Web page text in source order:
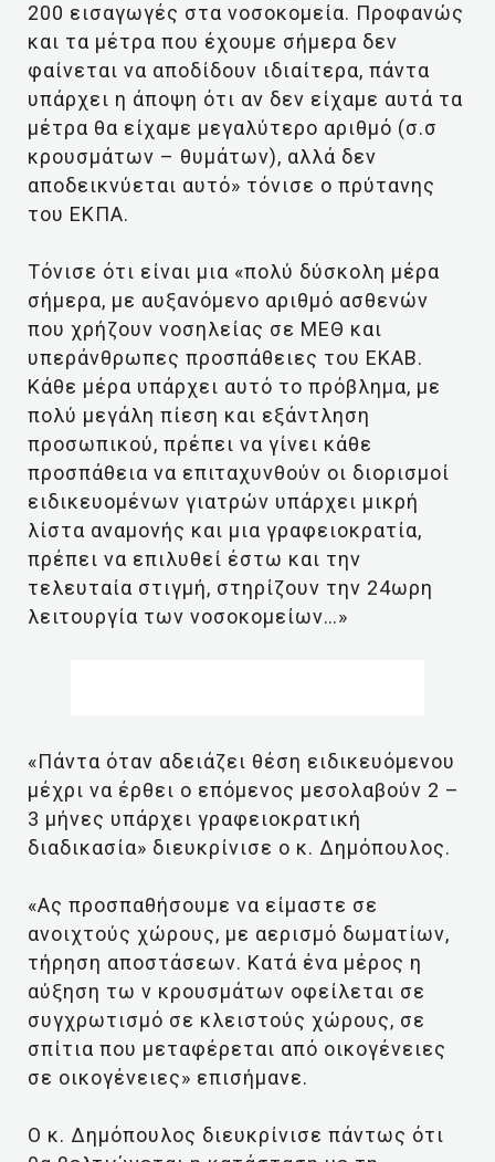
200 εισαγωγές στα νοσοκομεία. Προφανώς
και τα μέτρα που έχουμε σήμερα δεν
φαίνεται να αποδίδουν ιδιαίτερα, πάντα
υπάρχει η άποψη ότι αν δεν είχαμε αυτά τα
μέτρα θα είχαμε μεγαλύτερο αριθμό (σ.σ
κρουσμάτων – θυμάτων), αλλά δεν
αποδεικνύεται αυτό» τόνισε ο πρύτανης
του ΕΚΠΑ.
Τόνισε ότι είναι μια «πολύ δύσκολη μέρα
σήμερα, με αυξανόμενο αριθμό ασθενών
που χρήζουν νοσηλείας σε ΜΕΘ και
υπεράνθρωπες προσπάθειες του ΕΚΑΒ.
Κάθε μέρα υπάρχει αυτό το πρόβλημα, με
πολύ μεγάλη πίεση και εξάντληση
προσωπικού, πρέπει να γίνει κάθε
προσπάθεια να επιταχυνθούν οι διορισμοί
ειδικευομένων γιατρών υπάρχει μικρή
λίστα αναμονής και μια γραφειοκρατία,
πρέπει να επιλυθεί έστω και την
τελευταία στιγμή, στηρίζουν την 24ωρη
λειτουργία των νοσοκομείων…»
«Πάντα όταν αδειάζει θέση ειδικευόμενου
μέχρι να έρθει ο επόμενος μεσολαβούν 2 –
3 μήνες υπάρχει γραφειοκρατική
διαδικασία» διευκρίνισε ο κ. Δημόπουλος.
«Ας προσπαθήσουμε να είμαστε σε
ανοιχτούς χώρους, με αερισμό δωματίων,
τήρηση αποστάσεων. Κατά ένα μέρος η
αύξηση τω ν κρουσμάτων οφείλεται σε
συγχρωτισμό σε κλειστούς χώρους, σε
σπίτια που μεταφέρεται από οικογένειες
σε οικογένειες» επισήμανε.
Ο κ. Δημόπουλος διευκρίνισε πάντως ότι